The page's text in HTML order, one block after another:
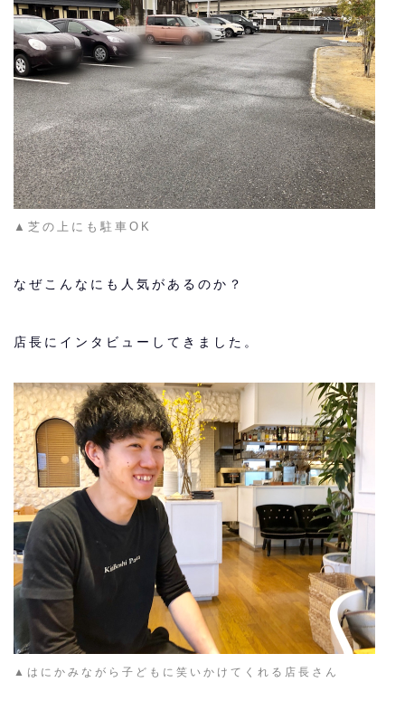
▲芝の上にも駐車OK
なぜこんなにも人気があるのか？
店長に インタビューしてきました。
▲はにかみながら子どもに笑いかけてくれる店長さん